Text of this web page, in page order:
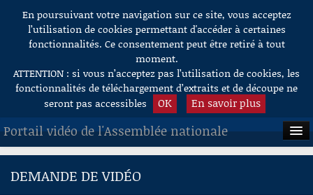
Aller au contenu
En poursuivant votre navigation sur ce site, vous acceptez
l’utilisation de cookies permettant d'accéder à certaines
fonctionnalités. Ce consentement peut être retiré à tout
moment.
ATTENTION : si vous n’acceptez pas l’utilisation de cookies, les
fonctionnalités de téléchargement d’extraits et de découpe ne
seront pas accessibles
OK En savoir plus
Portail vidéo de l'Assemblée nationale
ACCUEIL
DEMANDE DE VIDÉO